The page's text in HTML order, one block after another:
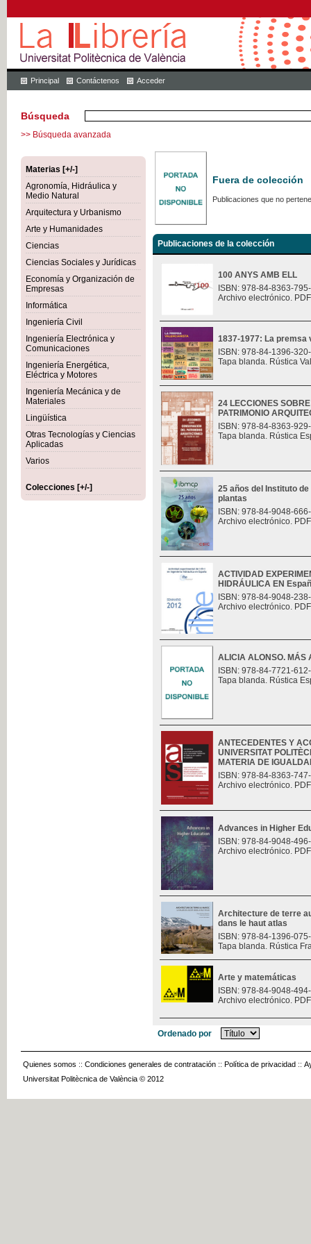
Principal Contáctenos Acceder
Búsqueda
>> Búsqueda avanzada
Materias [+/-]
Agronomía, Hidráulica y
Medio Natural
Arquitectura y Urbanismo
Arte y Humanidades
Ciencias
Ciencias Sociales y Jurídicas
Economía y Organización de
Empresas
Informática
Ingeniería Civil
Ingeniería Electrónica y
Comunicaciones
Ingeniería Energética,
Eléctrica y Motores
Ingeniería Mecánica y de
Materiales
Lingüística
Otras Tecnologías y Ciencias
Aplicadas
Varios
Colecciones [+/-]
Fuera de colección
Publicaciones que no
Publicaciones de la colección
100 ANYS AMB ELL
ISBN: 978-84-8363-
Archivo electrónico.
1837-1977: La premsa
ISBN: 978-84-1396-
Tapa blanda. Rústica
24 LECCIONES
PATRIMONIO
ISBN: 978-84-8363-
Tapa blanda. Rústica
25 años del Instituto
plantas
ISBN: 978-84-9048-
Archivo electrónico.
ACTIVIDAD
HIDRÁULICA EN
ISBN: 978-84-9048-
Archivo electrónico.
ALICIA ALONSO. MÁS
ISBN: 978-84-7721-
Tapa blanda. Rústica
ANTECEDENTES Y
UNIVERSITAT
MATERIA DE
ISBN: 978-84-8363-
Archivo electrónico.
Advances in Higher
ISBN: 978-84-9048-
Archivo electrónico.
Architecture de terre
dans le haut atlas
ISBN: 978-84-1396-
Tapa blanda. Rústica
Arte y matemáticas
ISBN: 978-84-9048-
Archivo electrónico.
Ordenado por
Quienes somos :: Condiciones generales de contratación :: Política de privacidad ::
Universitat Politècnica de València © 2012